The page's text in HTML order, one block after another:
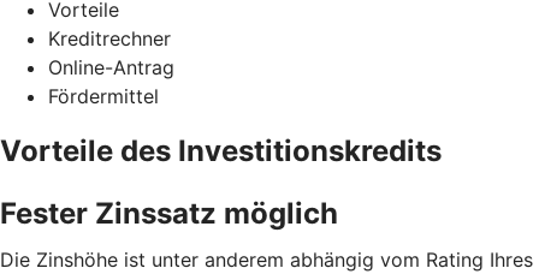
Vorteile
Kreditrechner
Online-Antrag
Fördermittel
Vorteile des Investitionskredits
Fester Zinssatz möglich
Die Zinshöhe ist unter anderem abhängig vom Rating Ihres